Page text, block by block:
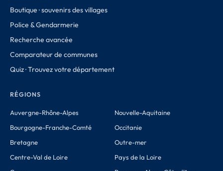
Boutique · souvenirs des villages
Police & Gendarmerie
Recherche avancée
Comparateur de communes
Quiz · Trouvez votre département
RÉGIONS
Auvergne-Rhône-Alpes
Bourgogne-Franche-Comté
Bretagne
Centre-Val de Loire
Nouvelle-Aquitaine
Occitanie
Outre-mer
Pays de la Loire